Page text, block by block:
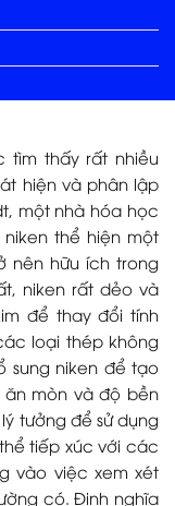
tìm thấy rất nhiều
hiện và phân lập
một nhà hóa học
thể hiện một
nên hữu ích trong
niken rất dẻo và
để thay đổi tính
loại thép không
niken để tạo
mòn và độ bền
tưởng để sử dụng
tiếp xúc với các
vào việc xem xét
có. Định nghĩa